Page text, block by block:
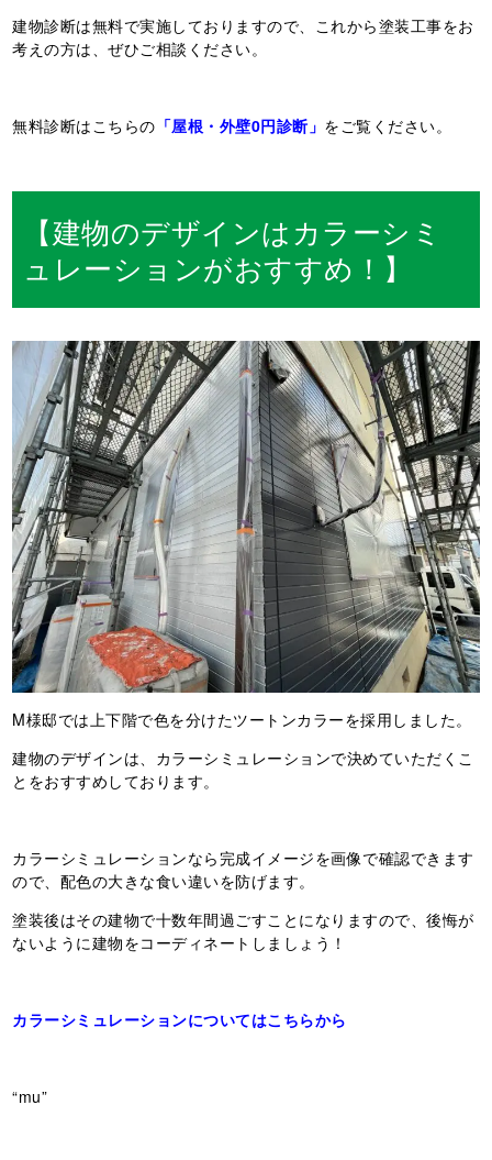
建物診断は無料で実施しておりますので、これから塗装工事をお
考えの方は、ぜひご相談ください。
無料診断はこちらの 「屋根・外壁0円診断」 をご覧ください。
【建物のデザインはカラーシミ
ュレーションがおすすめ！】
M様邸では上下階で色を分けたツートンカラーを採用しました。
建物のデザインは、カラーシミュレーションで決めていただくこ
とをおすすめしております。
カラーシミュレーションなら完成イメージを画像で確認できます
ので、配色の大きな食い違いを防げます。
塗装後はその建物で十数年間過ごすことになりますので、後悔が
ないように建物をコーディネートしましょう！
カラーシミュレーションについてはこちらから
“mu”